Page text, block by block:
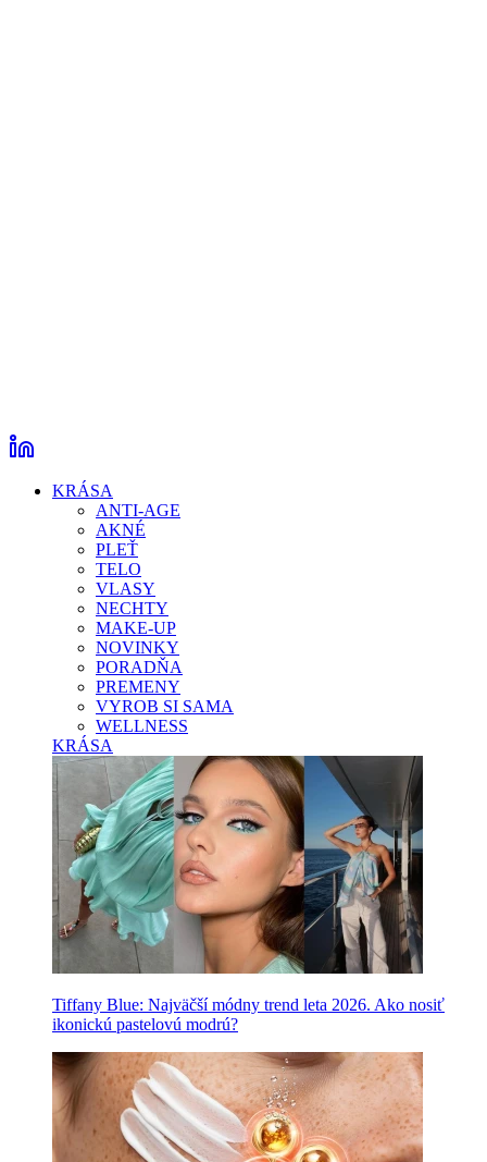
KRÁSA
ANTI-AGE
AKNÉ
PLEŤ
TELO
VLASY
NECHTY
MAKE-UP
NOVINKY
PORADŇA
PREMENY
VYROB SI SAMA
WELLNESS
KRÁSA
Tiffany Blue: Najväčší módny trend leta 2026. Ako nosiť
ikonickú pastelovú modrú?